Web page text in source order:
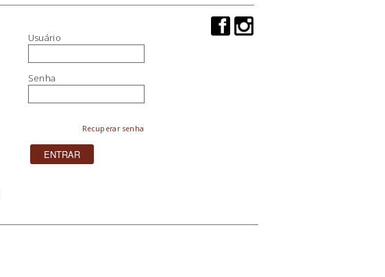
Usuário
Senha
Recuperar senha